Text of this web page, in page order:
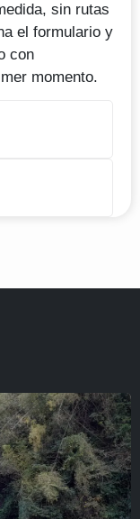
sin rutas
el formulario y
con
momento.